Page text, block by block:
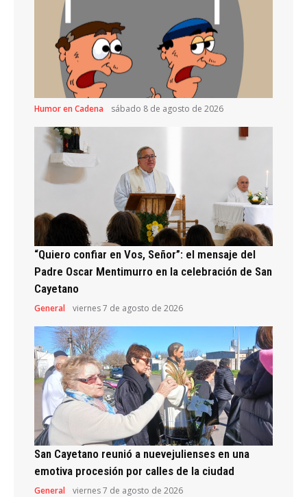
Humor en Cadena sábado 8 de agosto de 2026
“Quiero confiar en Vos, Señor”: el mensaje del
Padre Oscar Mentimurro en la celebración de San
Cayetano
General viernes 7 de agosto de 2026
San Cayetano reunió a nuevejulienses en una
emotiva procesión por calles de la ciudad
General viernes 7 de agosto de 2026